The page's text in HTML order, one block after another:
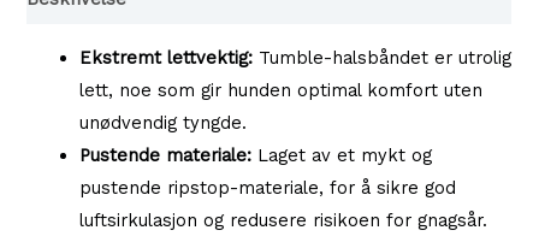
antall
Ekstremt lettvektig: Tumble-halsbåndet er utrolig
lett, noe som gir hunden optimal komfort uten
unødvendig tyngde.
Pustende materiale: Laget av et mykt og
pustende ripstop-materiale, for å sikre god
luftsirkulasjon og redusere risikoen for gnagsår.